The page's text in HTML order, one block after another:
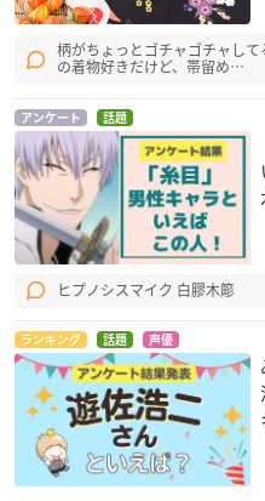
柄がちょっとゴチャゴチャし
の着物好きだけど、帯留め…
アンケート 話題
ヒプノシスマイク 白膠木簓
ランキング 話題 声優